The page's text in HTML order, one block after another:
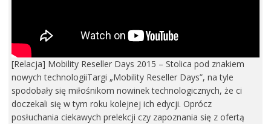
[Relacja] Mobility Reseller Days 2015 – Stolica pod znakiem
nowych technologiiTargi „Mobility Reseller Days”, na tyle
spodobały się miłośnikom nowinek technologicznych, że ci
doczekali się w tym roku kolejnej ich edycji. Oprócz
posłuchania ciekawych prelekcji czy zapoznania się z ofertą